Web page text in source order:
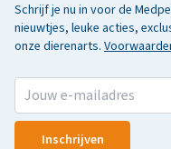
Schrijf je nu in voor de
nieuwtjes, leuke acties,
onze dierenarts.
Inschrijven